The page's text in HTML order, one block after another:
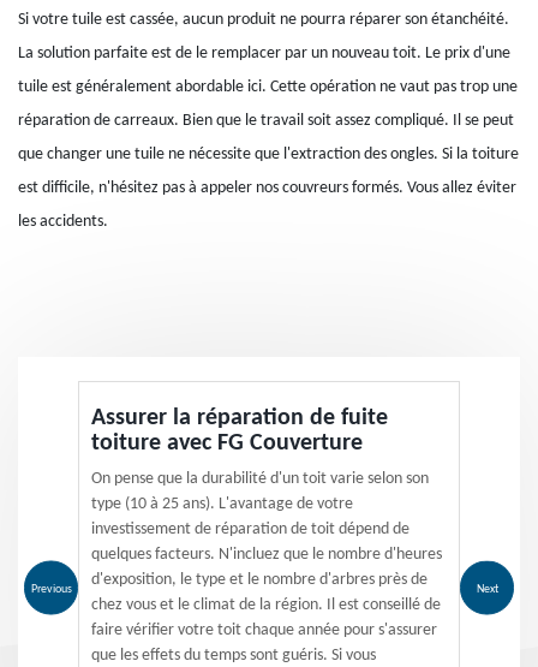
Si votre tuile est cassée, aucun produit ne pourra réparer son étanchéité.
La solution parfaite est de le remplacer par un nouveau toit. Le prix d'une
tuile est généralement abordable ici. Cette opération ne vaut pas trop une
réparation de carreaux. Bien que le travail soit assez compliqué. Il se peut
que changer une tuile ne nécessite que l'extraction des ongles. Si la toiture
est difficile, n'hésitez pas à appeler nos couvreurs formés. Vous allez éviter
les accidents.
Previous
Assurer la réparation de fuite
toiture avec FG Couverture
On pense que la durabilité d'un toit varie selon son
type (10 à 25 ans). L'avantage de votre
investissement de réparation de toit dépend de
quelques facteurs. N'incluez que le nombre d'heures
d'exposition, le type et le nombre d'arbres près de
chez vous et le climat de la région. Il est conseillé de
faire vérifier votre toit chaque année pour s'assurer
que les effets du temps sont guéris. Si vous
Next